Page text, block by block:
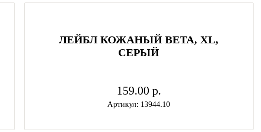
ЛЕЙБЛ КОЖАНЫЙ BETA, XL,
СЕРЫЙ
159.00 p.
Артикул: 13944.10